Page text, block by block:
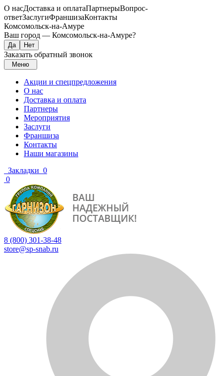
О насДоставка и оплатаПартнерыВопрос-
ответЗаслугиФраншизаКонтакты
Комсомольск-на-Амуре
Ваш город — Комсомольск-на-Амуре?
Заказать обратный звонок
Меню
Акции и спецпредложения
О нас
Доставка и оплата
Партнеры
Мероприятия
Заслуги
Франшиза
Контакты
Наши магазины
Закладки 0
0
8 (800) 301-38-48
store@sp-snab.ru